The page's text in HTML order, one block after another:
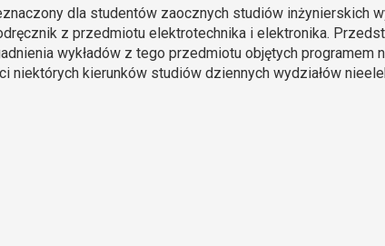
dla studentów zaocznych studiów inżynierskich
z przedmiotu elektrotechnika i elektronika.
wykładów z tego przedmiotu objętych programem
niektórych kierunków studiów dziennych wydziałów